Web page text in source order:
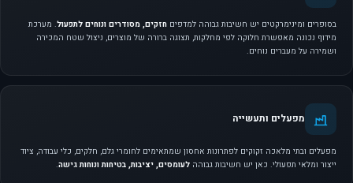
בסופרים ומינימרקטים יש חשיבות גבוהה למדפים חזקים, מסודרים ונוחים לתפעול. מערכת
מידוף נכונה מאפשרת חלוקה לפי מחלקות, תצוגה ברורה של מוצרים, ניצול שטח המכירה
ושמירה על מעברים נוחים.
מפעלים ותעשייה
מפעלים ובתי מלאכה זקוקים לפתרונות אחסון שמתאימים לחומרי גלם, חלקים, כלי עבודה, ציוד
ייצור ומלאי תפעולי. כאן יש חשיבות גבוהה לעומסים, יציבות, בטיחות ונוחות גישה.